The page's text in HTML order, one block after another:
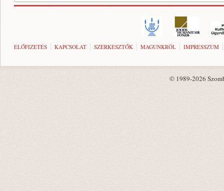
ELŐFIZETÉS KAPCSOLAT SZERKESZTŐK MAGUNKRÓL IMPRESSZUM
© 1989-2026